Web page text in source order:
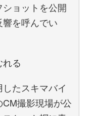
ョットを公開
を呼んでい
る
たスキマバイ
CM撮影現場が公